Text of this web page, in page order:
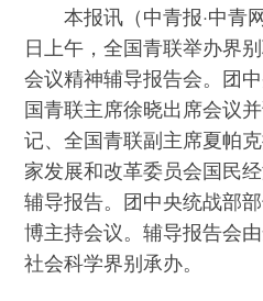
本报讯（中青报·中青
日上午，全国青联举办界
会议精神辅导报告会。团
国青联主席徐晓出席会议
记、全国青联副主席夏帕
家发展和改革委员会国民
辅导报告。团中央统战部
博主持会议。辅导报告会
社会科学界别承办。